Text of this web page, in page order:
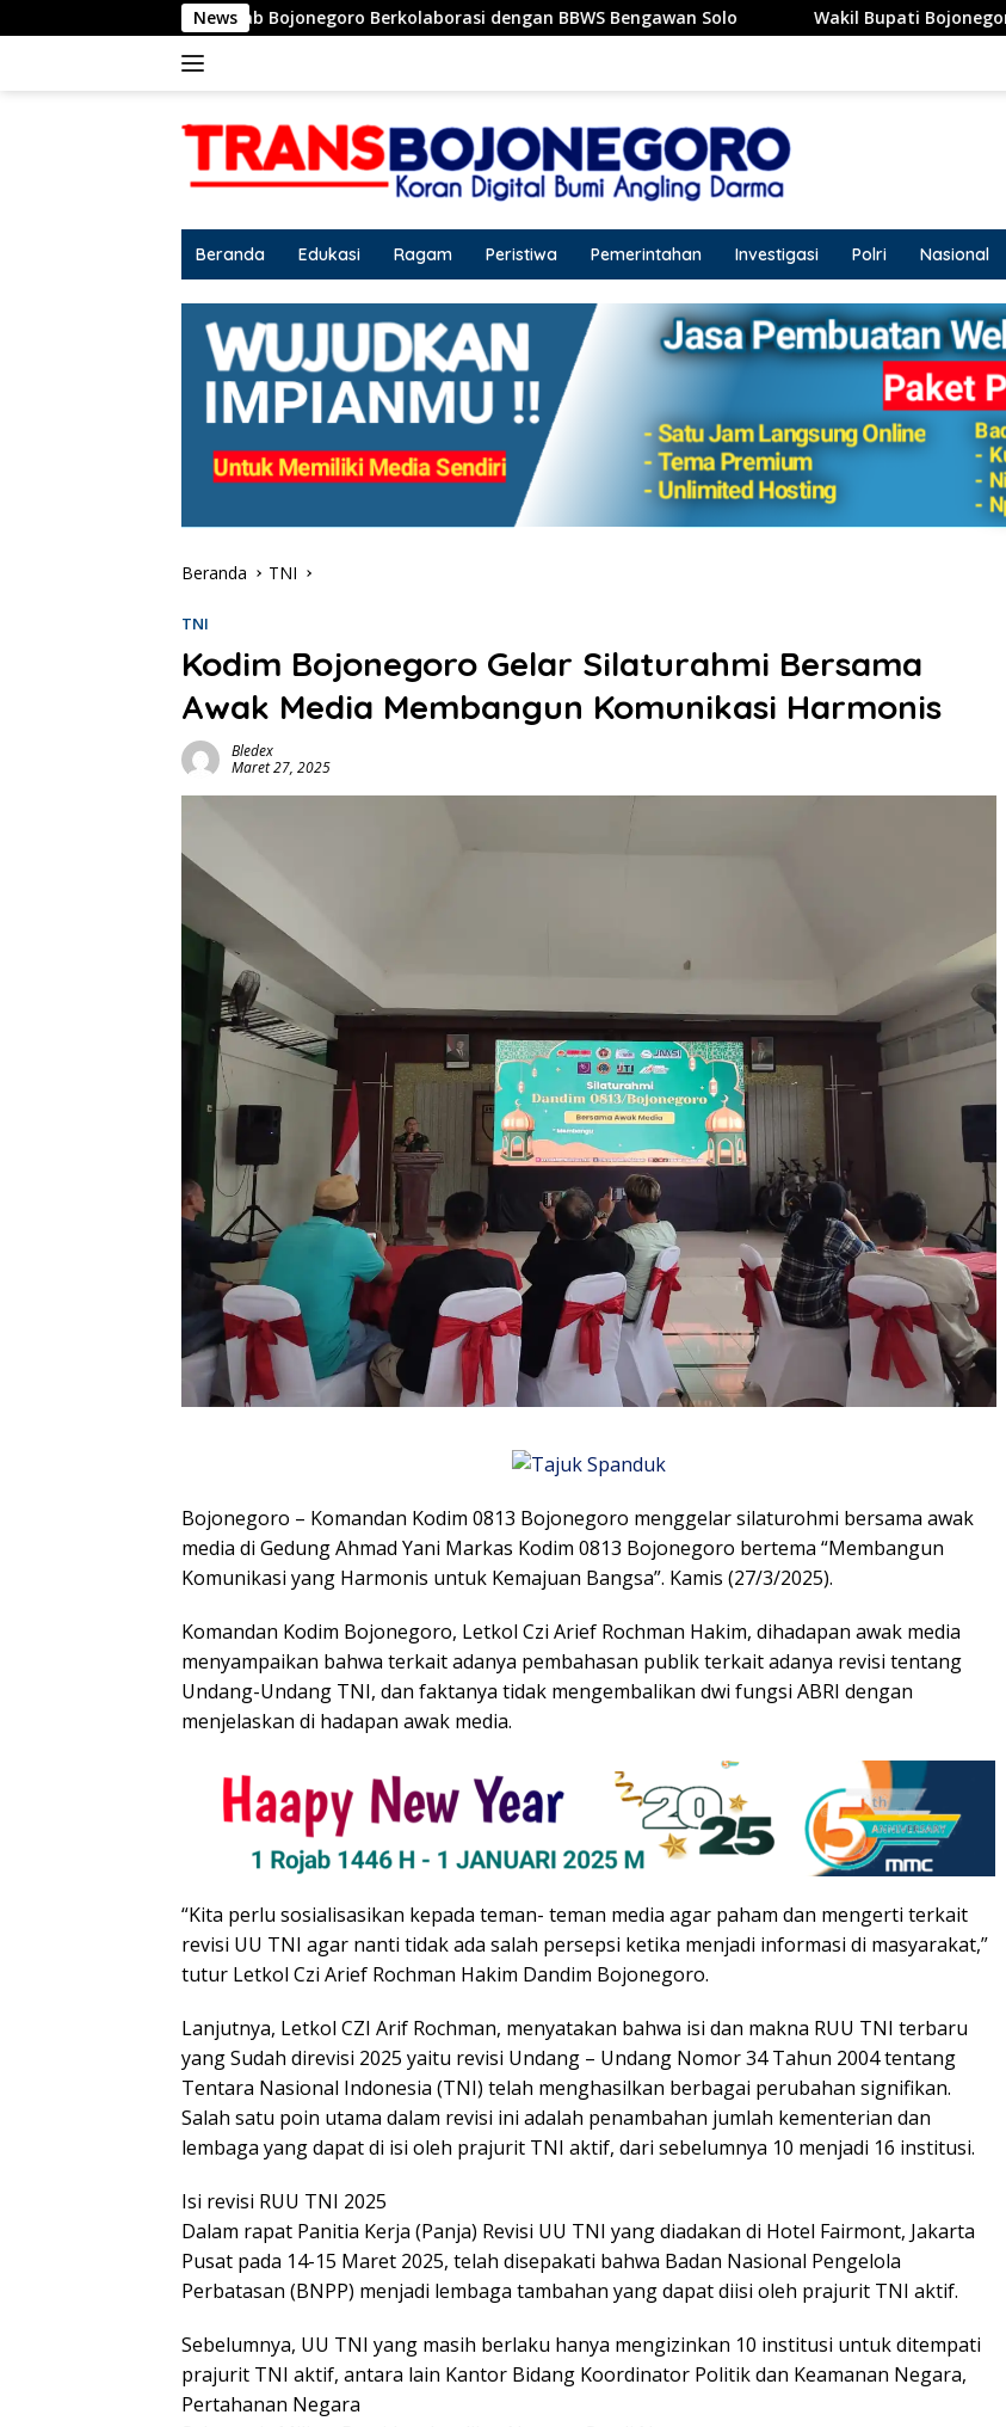
ke
News
Pemkab Bojonegoro Berkolaborasi dengan BBWS Bengawan Solo Wakil Bupati Bojonegoro Sambut
Beranda Edukasi Ragam Peristiwa Pemerintahan Investigasi Polri Nasional
Beranda TNI
TNI
Kodim Bojonegoro Gelar Silaturahmi Bersama
Awak Media Membangun Komunikasi Harmonis
Bledex
Maret 27, 2025
Bojonegoro – Komandan Kodim 0813 Bojonegoro menggelar silaturohmi bersama awak
media di Gedung Ahmad Yani Markas Kodim 0813 Bojonegoro bertema “Membangun
Komunikasi yang Harmonis untuk Kemajuan Bangsa”. Kamis (27/3/2025).
Komandan Kodim Bojonegoro, Letkol Czi Arief Rochman Hakim, dihadapan awak media
menyampaikan bahwa terkait adanya pembahasan publik terkait adanya revisi tentang
Undang-Undang TNI, dan faktanya tidak mengembalikan dwi fungsi ABRI dengan
menjelaskan di hadapan awak media.
“Kita perlu sosialisasikan kepada teman- teman media agar paham dan mengerti terkait
revisi UU TNI agar nanti tidak ada salah persepsi ketika menjadi informasi di masyarakat,”
tutur Letkol Czi Arief Rochman Hakim Dandim Bojonegoro.
Lanjutnya, Letkol CZI Arif Rochman, menyatakan bahwa isi dan makna RUU TNI terbaru
yang Sudah direvisi 2025 yaitu revisi Undang – Undang Nomor 34 Tahun 2004 tentang
Tentara Nasional Indonesia (TNI) telah menghasilkan berbagai perubahan signifikan.
Salah satu poin utama dalam revisi ini adalah penambahan jumlah kementerian dan
lembaga yang dapat di isi oleh prajurit TNI aktif, dari sebelumnya 10 menjadi 16 institusi.
Isi revisi RUU TNI 2025
Dalam rapat Panitia Kerja (Panja) Revisi UU TNI yang diadakan di Hotel Fairmont, Jakarta
Pusat pada 14-15 Maret 2025, telah disepakati bahwa Badan Nasional Pengelola
Perbatasan (BNPP) menjadi lembaga tambahan yang dapat diisi oleh prajurit TNI aktif.
Sebelumnya, UU TNI yang masih berlaku hanya mengizinkan 10 institusi untuk ditempati
prajurit TNI aktif, antara lain Kantor Bidang Koordinator Politik dan Keamanan Negara,
Pertahanan Negara